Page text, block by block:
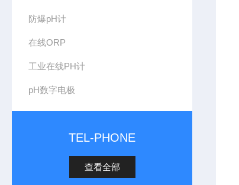
防爆pH计
在线ORP
工业在线PH计
pH数字电极
TEL-PHONE
查看全部